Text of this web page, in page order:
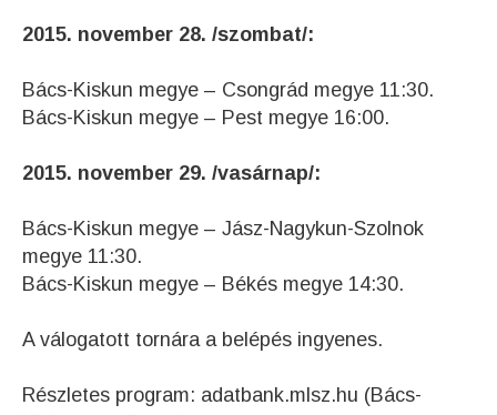
2015. november 28. /szombat/:
Bács-Kiskun megye – Csongrád megye 11:30.
Bács-Kiskun megye – Pest megye 16:00.
2015. november 29. /vasárnap/:
Bács-Kiskun megye – Jász-Nagykun-Szolnok
megye 11:30.
Bács-Kiskun megye – Békés megye 14:30.
A válogatott tornára a belépés ingyenes.
Részletes program: adatbank.mlsz.hu (Bács-